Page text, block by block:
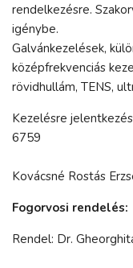
rendelkezésre.
igénybe.
Galvánkezelések,
középfrekvenciás
rövidhullám, TENS,
Kezelésre
6759
Kovácsné Rostás
Fogorvosi rendelés:
Rendel: Dr.